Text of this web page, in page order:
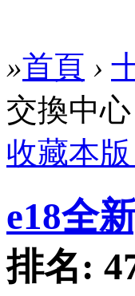
»首頁 ›
交換中心
收藏本版
e18全
排名: